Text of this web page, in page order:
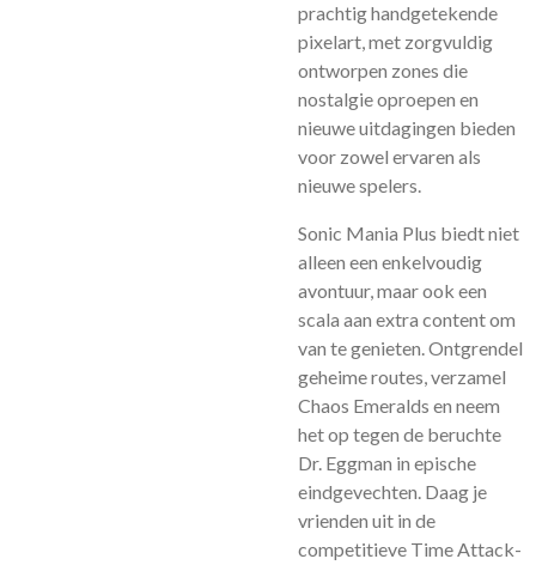
prachtig handgetekende
pixelart, met zorgvuldig
ontworpen zones die
nostalgie oproepen en
nieuwe uitdagingen bieden
voor zowel ervaren als
nieuwe spelers.
Sonic Mania Plus biedt niet
alleen een enkelvoudig
avontuur, maar ook een
scala aan extra content om
van te genieten. Ontgrendel
geheime routes, verzamel
Chaos Emeralds en neem
het op tegen de beruchte
Dr. Eggman in epische
eindgevechten. Daag je
vrienden uit in de
competitieve Time Attack-